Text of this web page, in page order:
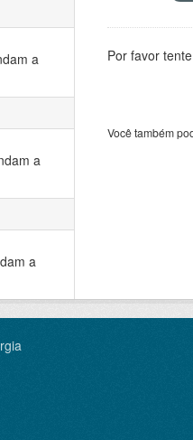
a
a
a
Por favor
Você também